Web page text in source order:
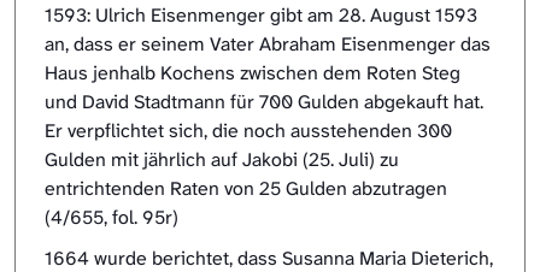
1593: Ulrich Eisenmenger gibt am 28. August 1593
an, dass er seinem Vater Abraham Eisenmenger das
Haus jenhalb Kochens zwischen dem Roten Steg
und David Stadtmann für 700 Gulden abgekauft hat.
Er verpflichtet sich, die noch ausstehenden 300
Gulden mit jährlich auf Jakobi (25. Juli) zu
entrichtenden Raten von 25 Gulden abzutragen
(4/655, fol. 95r)
1664 wurde berichtet, dass Susanna Maria Dieterich,